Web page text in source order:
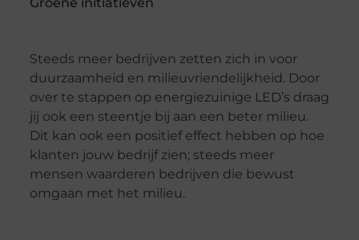
Steeds meer bedrijven zetten zich in voor
duurzaamheid en milieuvriendelijkheid. Door
over te stappen op energiezuinige LED’s draag
jij ook een steentje bij aan een beter milieu.
Dit kan ook een positief effect hebben op hoe
klanten jouw bedrijf zien; steeds meer
mensen waarderen bedrijven die bewust
omgaan met het milieu.